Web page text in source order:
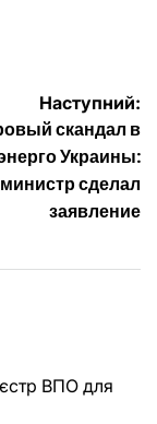
Наступний:
скандал в
Украины:
министр сделал
заявление
ВПО для